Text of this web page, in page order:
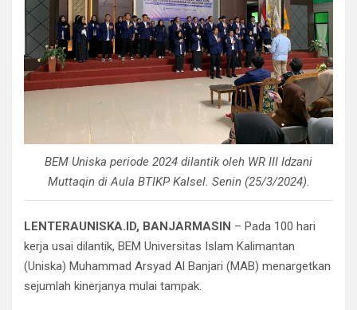
BEM Uniska periode 2024 dilantik oleh WR III Idzani
Muttaqin di Aula BTIKP Kalsel. Senin (25/3/2024).
LENTERAUNISKA.ID, BANJARMASIN – Pada 100 hari
kerja usai dilantik, BEM Universitas Islam Kalimantan
(Uniska) Muhammad Arsyad Al Banjari (MAB) menargetkan
sejumlah kinerjanya mulai tampak.